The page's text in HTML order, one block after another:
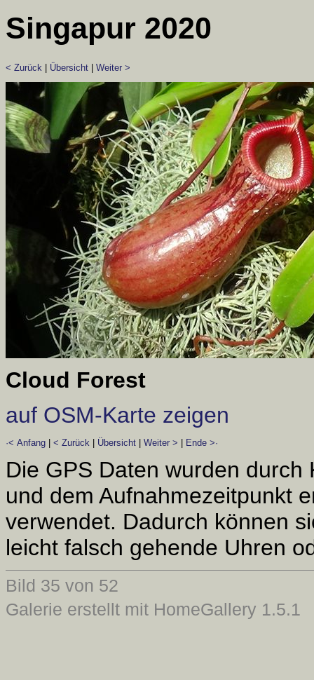
Singapur 2020
< Zurück Übersicht Weiter >
Cloud Forest
auf OSM-Karte zeigen
·< Anfang < Zurück Übersicht Weiter > Ende >·
Die GPS Daten wurden
und dem Aufnahmezeitpunkt
verwendet. Dadurch können
leicht falsch gehende Uhren
Bild 35 von 52
Galerie erstellt mit HomeGallery 1.5.1